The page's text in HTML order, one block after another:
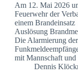
Am 12. Mai 2026
Feuerwehr der
einem
Auslösung
Die Alarmierung
mit Mannschaft
Dennis